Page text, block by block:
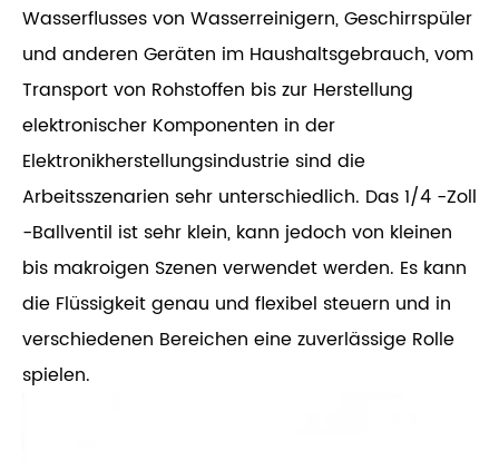
Wasserflusses von Wasserreinigern, Geschirrspüler
und anderen Geräten im Haushaltsgebrauch, vom
Transport von Rohstoffen bis zur Herstellung
elektronischer Komponenten in der
Elektronikherstellungsindustrie sind die
Arbeitsszenarien sehr unterschiedlich. Das 1/4 -Zoll
-Ballventil ist sehr klein, kann jedoch von kleinen
bis makroigen Szenen verwendet werden. Es kann
die Flüssigkeit genau und flexibel steuern und in
verschiedenen Bereichen eine zuverlässige Rolle
spielen.